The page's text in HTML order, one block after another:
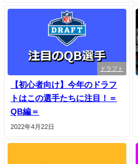
ドラフト
【初心者向け】今年のドラフ
トはこの選手たちに注目！＝
QB編＝
2022年4月22日